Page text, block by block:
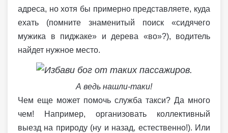
адреса, но хотя бы примерно представляете, куда
ехать (помните знаменитый поиск «сидячего
мужика в пиджаке» и дерева «во»?), водитель
найдет нужное место.
А ведь нашли-таки!
Чем еще может помочь служба такси? Да много
чем! Например, организовать коллективный
выезд на природу (ну и назад, естественно!). Или